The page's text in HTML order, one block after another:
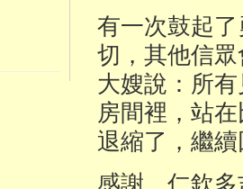
有一次鼓起
切，其他信
大嫂說：所
房間裡，站
退縮了，繼
感謝 仁欽多